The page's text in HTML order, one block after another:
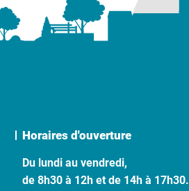
Horaires d'ouverture
Du lundi au vendredi,
de 8h30 à 12h et de 14h à 17h30.